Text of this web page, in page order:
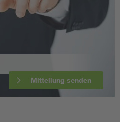
Mitteilung senden